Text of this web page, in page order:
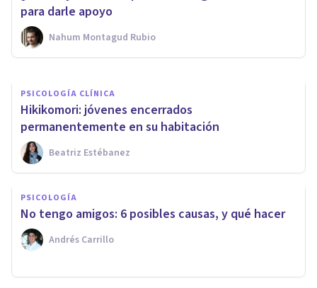
para darle apoyo
Nahum Montagud Rubio
señales de alerta
Arturo Torres
PSICOLOGÍA CLÍNICA
Hikikomori: jóvenes encerrados
permanentemente en su habitación
Beatriz Estébanez
PSICOLOGÍA
No tengo amigos: 6 posibles causas, y qué hacer
Andrés Carrillo